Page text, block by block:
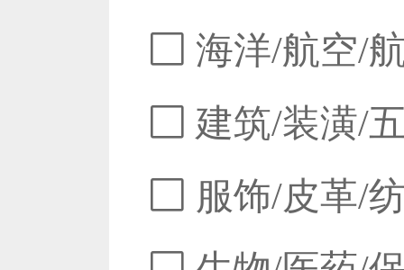
海洋/航空/
建筑/装潢/
服饰/皮革/